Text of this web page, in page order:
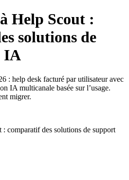
Help Scout :
solutions de
IA
: help desk facturé par utilisateur avec
IA multicanale basée sur l’usage.
migrer.